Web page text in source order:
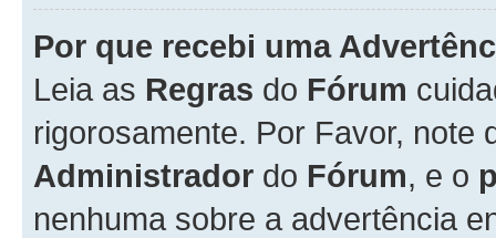
Por que recebi uma
Leia as Regras do Fórum
rigorosamente. Por Favor, note
Administrador do Fórum, e o
nenhuma sobre a advertência